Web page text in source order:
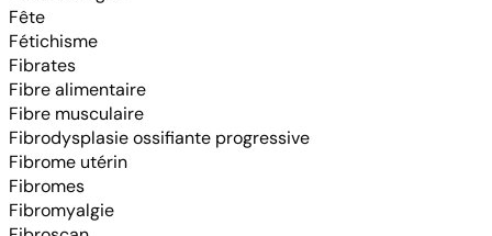
Fête
Fétichisme
Fibrates
Fibre alimentaire
Fibre musculaire
Fibrodysplasie ossifiante progressive
Fibrome utérin
Fibromes
Fibromyalgie